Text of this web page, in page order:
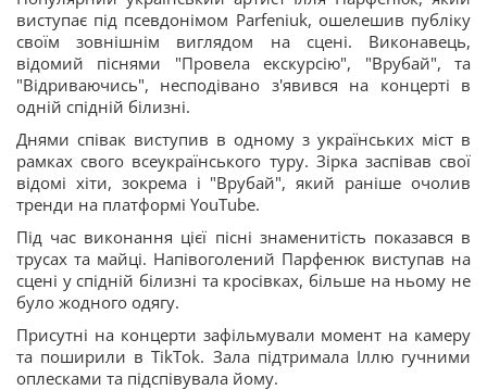
виступає під псевдонімом Parfeniuk, ошелешив публіку
своїм зовнішнім виглядом на сцені. Виконавець,
відомий піснями "Провела екскурсію", "Врубай", та
"Відриваючись", несподівано з'явився на концерті в
одній спідній білизні.
Днями співак виступив в одному з українських міст в
рамках свого всеукраїнського туру. Зірка заспівав свої
відомі хіти, зокрема і "Врубай", який раніше очолив
тренди на платформі YouTube.
Під час виконання цієї пісні знаменитість показався в
трусах та майці. Напівоголений Парфенюк виступав на
сцені у спідній білизні та кросівках, більше на ньому не
було жодного одягу.
Присутні на концерти зафільмували момент на камеру
та поширили в TikTok. Зала підтримала Іллю гучними
оплесками та підспівувала йому.